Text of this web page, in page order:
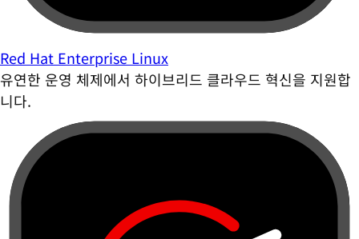
Red Hat Enterprise Linux
유연한 운영 체제에서 하이브리드 클라우드 혁신을 지원합
니다.